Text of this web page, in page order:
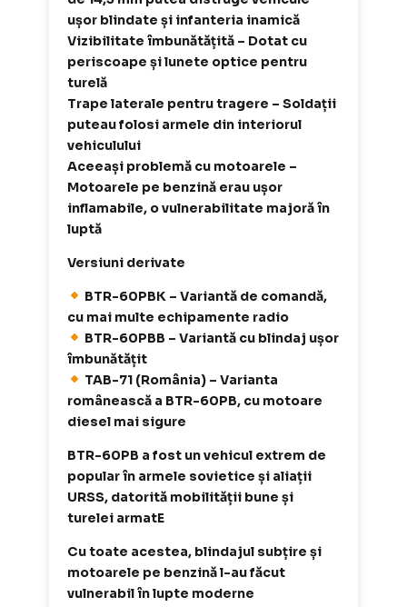
ușor blindate și infanteria inamică
Vizibilitate îmbunătățită – Dotat cu
periscoape și lunete optice pentru
turelă
Trape laterale pentru tragere – Soldații
puteau folosi armele din interiorul
vehiculului
Aceeași problemă cu motoarele –
Motoarele pe benzină erau ușor
inflamabile, o vulnerabilitate majoră în
luptă
Versiuni derivate
BTR-60PBK – Variantă de comandă,
cu mai multe echipamente radio
BTR-60PBB – Variantă cu blindaj ușor
îmbunătățit
TAB-71 (România) – Varianta
românească a BTR-60PB, cu motoare
diesel mai sigure
BTR-60PB a fost un vehicul extrem de
popular în armele sovietice și aliații
URSS, datorită mobilității bune și
turelei armatE
Cu toate acestea, blindajul subțire și
motoarele pe benzină l-au făcut
vulnerabil în lupte moderne